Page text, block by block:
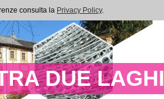
DUE LAGHI
consulta la Privacy Policy.